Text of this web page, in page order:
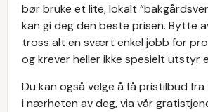
bør bruke et lite, lokalt
kan gi deg den beste prisen. Bytte
tross alt en svært enkel jobb for
og krever heller ikke spesielt utstyr
Du kan også velge å få pristilbud
i nærheten av deg, via vår